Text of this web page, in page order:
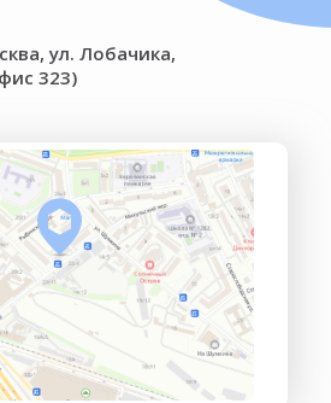
ул. Лобачика,
323)